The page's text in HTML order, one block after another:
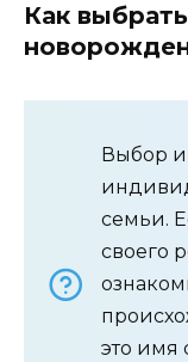
Как
Выбор
семьи.
своего
это имя